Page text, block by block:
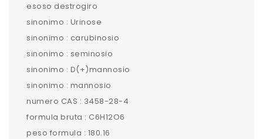
esoso destrogiro
sinonimo : Urinose
sinonimo : carubinosio
sinonimo : seminosio
sinonimo : D(+)mannosio
sinonimo : mannosio
numero CAS : 3458-28-4
formula bruta : C6H12O6
peso formula : 180.16